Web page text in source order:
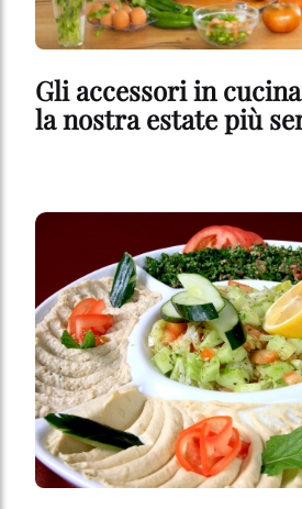
Gli accessori in
la nostra estate più